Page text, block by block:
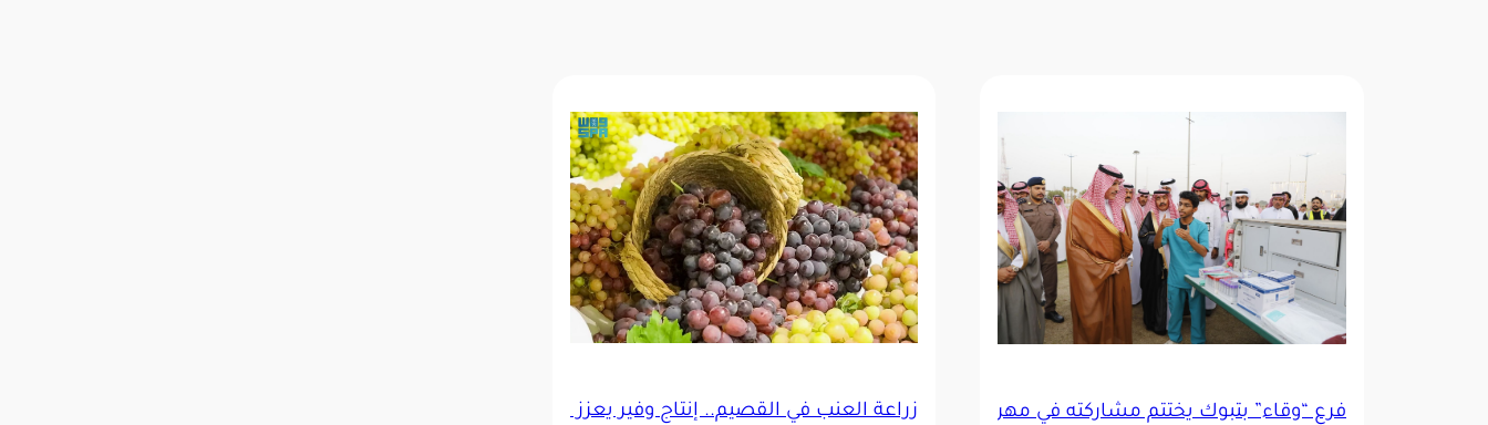
فرع “وقاء” بتبوك يختتم مشاركته في مهرجان المنتجات الزراعية الثالث بمحافظة تيماءزراعة العنب في القصيم.. إنتاج وفير يعزّز الاقتصاد ويحقق مستهدفات التنمية الزراعية